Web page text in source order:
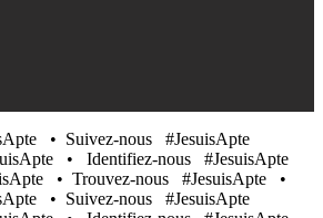
• Suivez-nous
#JesuisApte
• Identifiez-nous
#JesuisApte
• Trouvez-nous #JesuisApte
•
• Suivez-nous
#JesuisApte